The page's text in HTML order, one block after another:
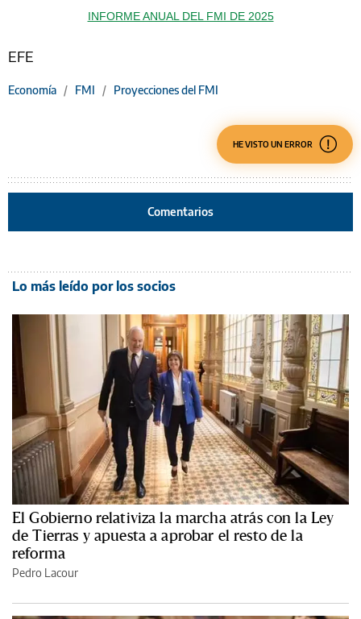
INFORME ANUAL DEL FMI DE 2025
EFE
Economía / FMI / Proyecciones del FMI
HE VISTO UN ERROR
Comentarios
Lo más leído por los socios
El Gobierno relativiza la marcha atrás con la Ley
de Tierras y apuesta a aprobar el resto de la
reforma
Pedro Lacour